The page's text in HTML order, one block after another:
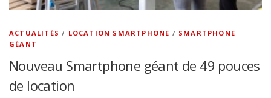
ACTUALITÉS / LOCATION SMARTPHONE / SMARTPHONE
GÉANT
Nouveau Smartphone géant de 49 pouces
de location